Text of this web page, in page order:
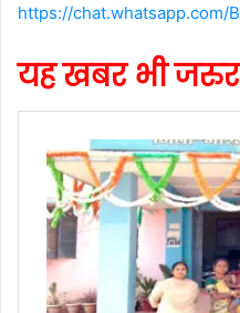
https://chat.whatsapp.com/
यह खबर भी